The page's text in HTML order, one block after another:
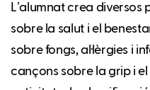
Lʼalumnat crea
sobre la salut i el
sobre fongs, al·lèrgies i
cançons sobre la grip i